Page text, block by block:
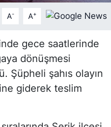
A- A+
gece saatlerinde
dönüşmesi
Şüpheli şahıs olayın
giderek teslim